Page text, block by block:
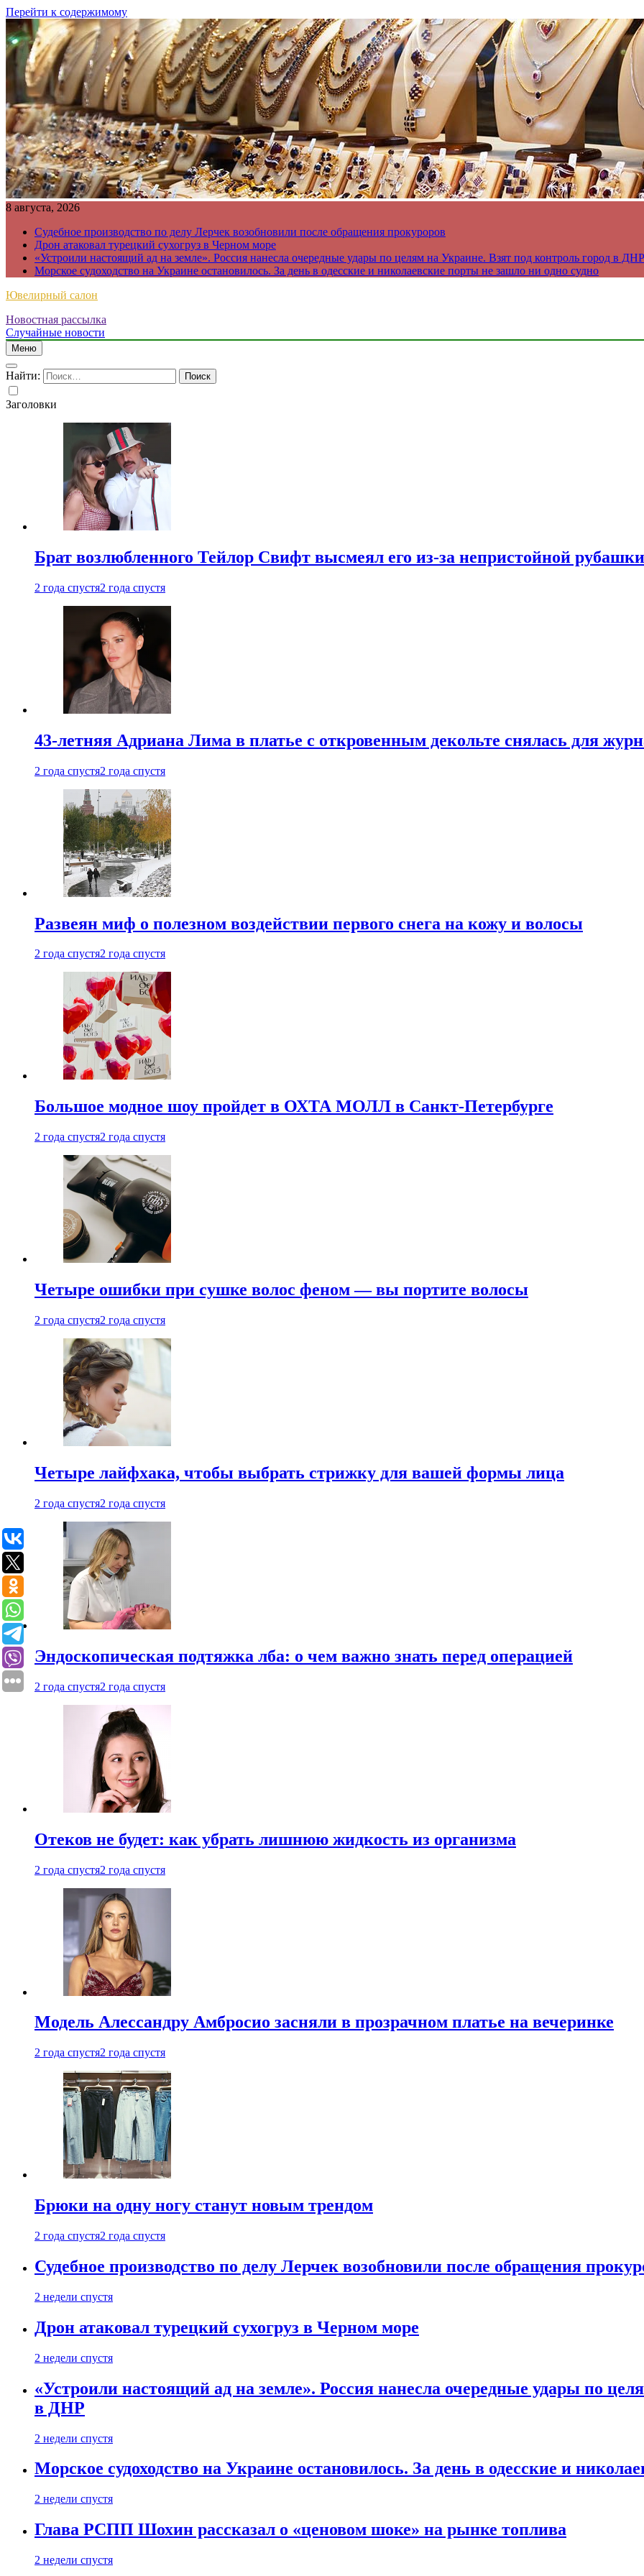
Перейти к содержимому
8 августа, 2026
Судебное производство по делу Лерчек возобновили после обращения прокуроров
Дрон атаковал турецкий сухогруз в Черном море
«Устроили настоящий ад на земле». Россия нанесла очередные удары по целям на Украине. Взят под контроль город в ДНР
Морское судоходство на Украине остановилось. За день в одесские и николаевские порты не зашло ни одно судно
Ювелирный салон
Новостная рассылка
Случайные новости
Меню
Найти:
Заголовки
Брат возлюбленного Тейлор Свифт высмеял его из-за непристойной
2 года спустя2 года спустя
43-летняя Адриана Лима в платье с откровенным декольте снялась для
2 года спустя2 года спустя
Развеян миф о полезном воздействии первого снега на кожу и волосы
2 года спустя2 года спустя
Большое модное шоу пройдет в ОХТА МОЛЛ в Санкт-Петербурге
2 года спустя2 года спустя
Четыре ошибки при сушке волос феном — вы портите волосы
2 года спустя2 года спустя
Четыре лайфхака, чтобы выбрать стрижку для вашей формы лица
2 года спустя2 года спустя
Эндоскопическая подтяжка лба: о чем важно знать перед операцией
2 года спустя2 года спустя
Отеков не будет: как убрать лишнюю жидкость из организма
2 года спустя2 года спустя
Модель Алессандру Амбросио засняли в прозрачном платье на вечеринке
2 года спустя2 года спустя
Брюки на одну ногу станут новым трендом
2 года спустя2 года спустя
Судебное производство по делу Лерчек возобновили после обращения
2 недели спустя
Дрон атаковал турецкий сухогруз в Черном море
2 недели спустя
«Устроили настоящий ад на земле». Россия нанесла очередные удары по
в ДНР
2 недели спустя
Морское судоходство на Украине остановилось. За день в одесские и
2 недели спустя
Глава РСПП Шохин рассказал о «ценовом шоке» на рынке топлива
2 недели спустя